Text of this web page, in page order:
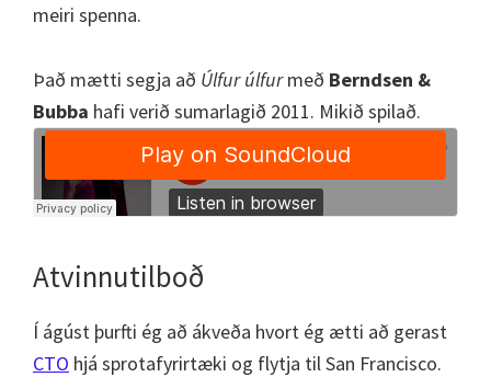
meiri spenna.
Það mætti segja að Úlfur úlfurmeð Berndsen &
Bubba hafi verið sumarlagið 2011. Mikið spilað.
Atvinnutilboð
Í ágúst þurfti ég að ákveða hvort ég ætti að gerast
CTO hjá sprotafyrirtæki og flytja til San Francisco.